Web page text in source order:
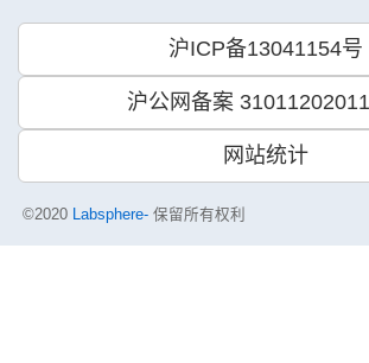
沪ICP备13041154号
沪公网备案
网站统计
©2020 Labsphere- 保留所有权利